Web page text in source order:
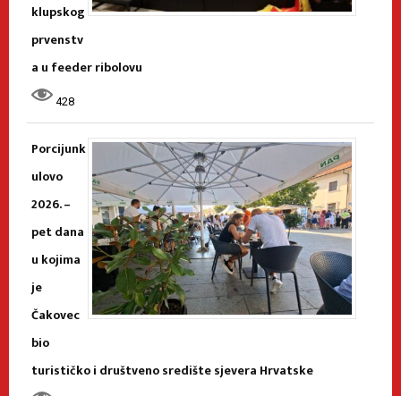
klupskog
prvenstv
a u feeder ribolovu
428
Porcijunk
ulovo
2026. –
pet dana
u kojima
je
Čakovec
bio
turističko i društveno središte sjevera Hrvatske